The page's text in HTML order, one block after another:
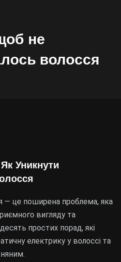
не
волосся
Уникнути
— це поширена проблема, яка
вигляду та
простих порад, які
електрику у волоссі та